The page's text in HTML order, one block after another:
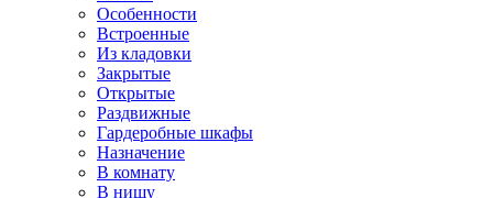
Особенности
Встроенные
Из кладовки
Закрытые
Открытые
Раздвижные
Гардеробные шкафы
Назначение
В комнату
В нишу